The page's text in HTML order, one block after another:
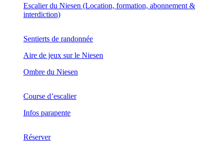
Escalier du Niesen (Location, formation, abonnement &
interdiction)
Sentierts de randonnée
Aire de jeux sur le Niesen
Ombre du Niesen
Course d’escalier
Infos parapente
Réserver